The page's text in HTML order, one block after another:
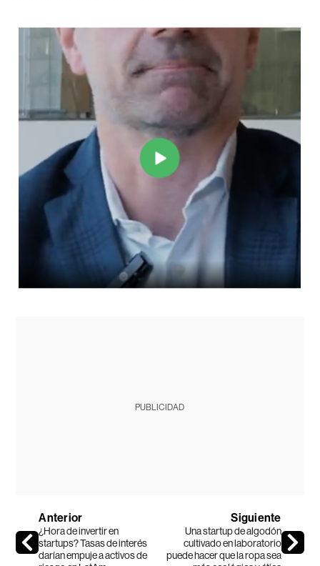
PUBLICIDAD
Anterior
¿Hora de invertir en
startups? Tasas de interés
darían empuje a activos de
Siguiente
Una startup de algodón
cultivado en laboratorio
puede hacer que la ropa sea